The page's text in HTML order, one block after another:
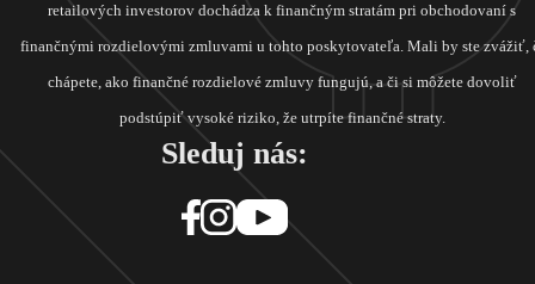
retailových investorov dochádza k finančným stratám pri obchodovaní s
finančnými rozdielovými zmluvami u tohto poskytovateľa. Mali by ste zvážiť,
chápete, ako finančné rozdielové zmluvy fungujú, a či si môžete dovoliť
podstúpiť vysoké riziko, že utrpíte finančné straty.
Sleduj nás: